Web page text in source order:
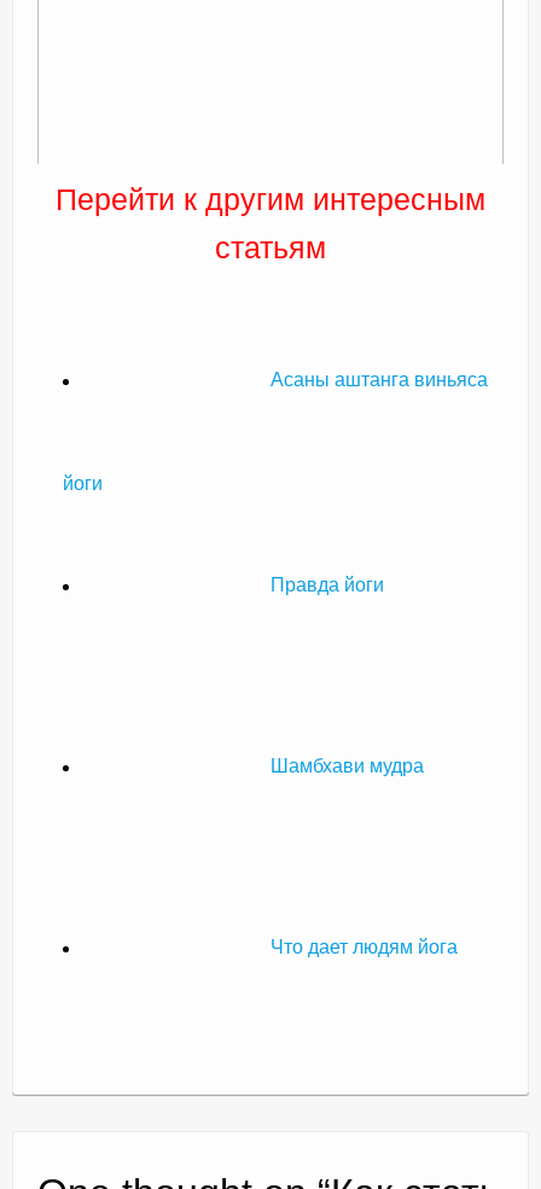
Перейти к другим интересным
статьям
Асаны аштанга виньяса
йоги
Правда йоги
Шамбхави мудра
Что дает людям йога